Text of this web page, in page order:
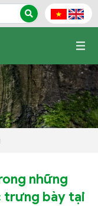
những
trưng bày tại